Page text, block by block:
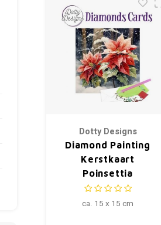
Dotty Designs
Diamond Painting
Kerstkaart
Poinsettia
ca. 15 x 15 cm